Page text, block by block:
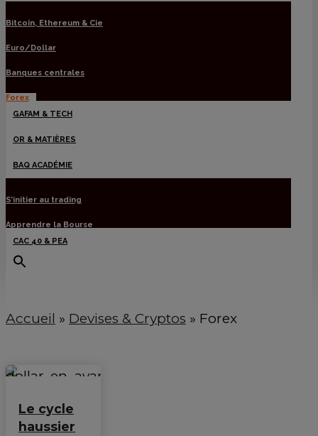
Bitcoin, Ethereum & Cie
Euro/Dollar
Banques centrales
Forex
GAFAM & TECH
OR & MATIÈRES
BAQ ACADÉMIE
S’initier au trading
Apprendre la Bourse
CAC 40 & PEA
Accueil » Devises & Cryptos » Forex
Le cycle
haussier